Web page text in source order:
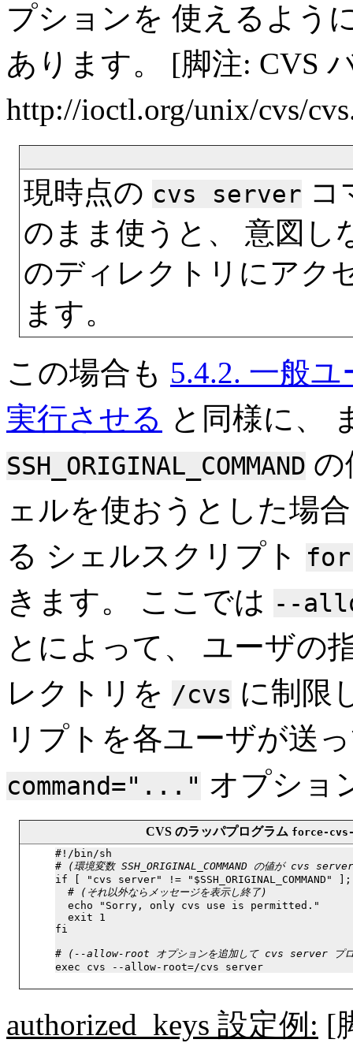
プションを 使えるよう
あります。 [脚注: CVS
http://ioctl.org/unix/cvs/
現時点の cvs server コ
のまま使うと、 意図し
のディレクトリにアク
ます。
この場合も 5.4.2. 一般
実行させる と同様に、
SSH_ORIGINAL_COMMAND の
ェルを使おうとした場
る シェルスクリプト
きます。 ここでは --
とによって、 ユーザの
レクトリを /cvs に制限
リプトを各ユーザが送
command="..." オプショ
CVS のラッパプログラム force-
#!/bin/sh
#
(環境変数 SSH_ORIGINAL_COMMAND の値が cvs
if [ "cvs server" != "$SSH_ORIGINAL_COMMAND"
  #
(それ以外ならメッセージを表示し終了)
  echo "Sorry, only cvs use is permitted."
  exit 1
fi
#
(--allow-root オプションを追加して cvs server プロ
exec cvs --allow-root=/cvs server
authorized_keys 設定例: [